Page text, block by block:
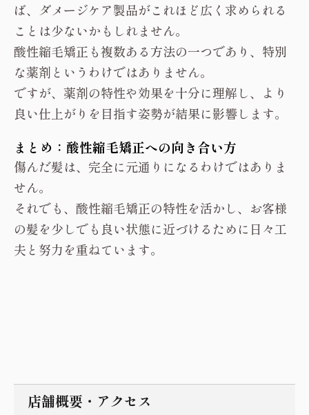
ば、ダメージケア製品がこれほど広く求められる
ことは少ないかもしれません。
酸性縮毛矯正も複数ある方法の一つであり、特別
な薬剤というわけではありません。
ですが、薬剤の特性や効果を十分に理解し、より
良い仕上がりを目指す姿勢が結果に影響します。
まとめ：酸性縮毛矯正への向き合い方
傷んだ髪は、完全に元通りになるわけではありま
せん。
それでも、酸性縮毛矯正の特性を活かし、お客様
の髪を少しでも良い状態に近づけるために日々工
夫と努力を重ねています。
店舗概要・アクセス